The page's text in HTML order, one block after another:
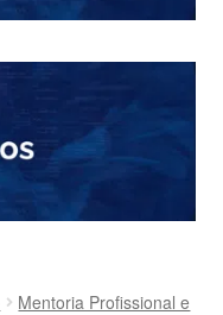
Mentoria Profissional e